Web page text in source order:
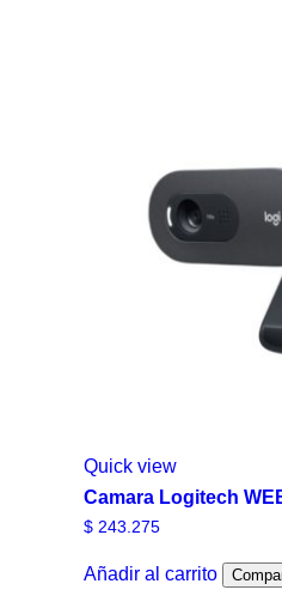
Quick view
Camara Logitech
$243.275
Añadir al carrito